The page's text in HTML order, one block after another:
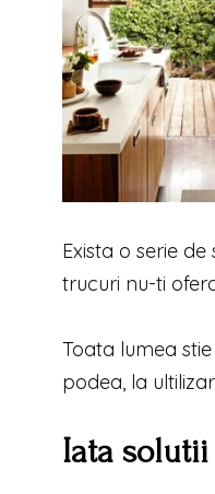
Exista o serie
trucuri nu-ti
Toata lumea
podea, la
Iata